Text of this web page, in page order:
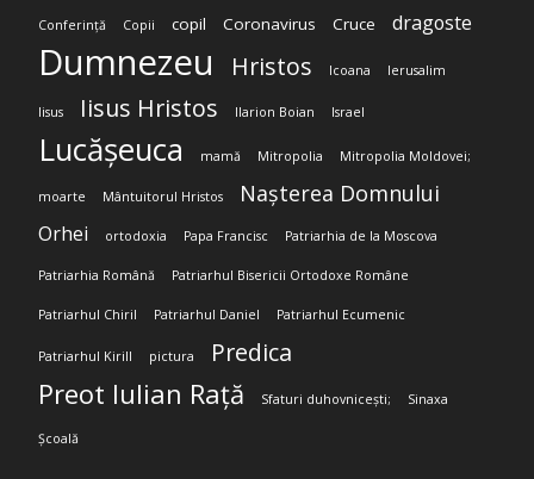
Conferință Copii copil Coronavirus Cruce dragoste
Dumnezeu Hristos Icoana Ierusalim
Iisus Iisus Hristos Ilarion Boian Israel
Lucășeuca mamă Mitropolia Mitropolia Moldovei;
moarte Mântuitorul Hristos Nașterea Domnului
Orhei ortodoxia Papa Francisc Patriarhia de la Moscova
Patriarhia Română Patriarhul Bisericii Ortodoxe Române
Patriarhul Chiril Patriarhul Daniel Patriarhul Ecumenic
Patriarhul Kirill pictura Predica
Preot Iulian Rață Sfaturi duhovnicești; Sinaxa
Școală